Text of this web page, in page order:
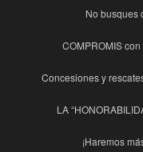
No busques
COMPROMIS
Concesiones y
LA
¡Haremos